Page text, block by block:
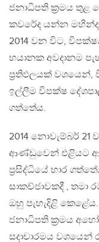
ජනාධිපති ක‍්‍රමය තුළ
කවරේද යන්න මහින්ද
2014 වන විට,
භයානක අවදානම
ප‍්‍රතිඵලයක් වශයෙන්,
ඉල්ලීම විපක්ෂ
ගත්තේය.
2014 නොවැම්බර් 21
ආණ්ඩුවෙන් එළියට
ප‍්‍රසිද්ධියේ භාර
සාකච්ජාවකදී , තමා
ඔහු පැහැදිළි
ජනාධිපති ක‍්‍රමය
සදාචාරමය